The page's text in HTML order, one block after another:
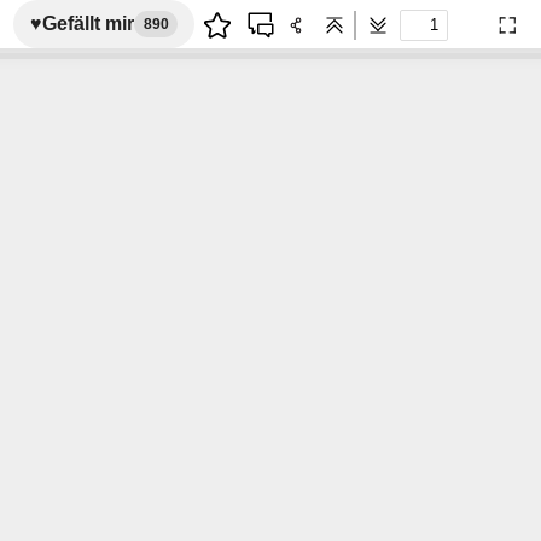
♥Gefällt mir 890
PreviousNext